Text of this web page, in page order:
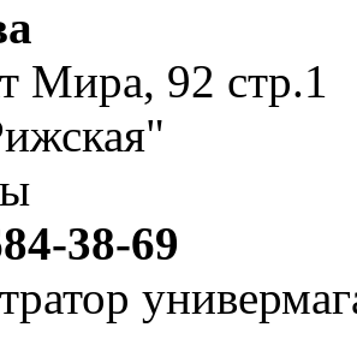
Мира, 92 стр.1
38-69